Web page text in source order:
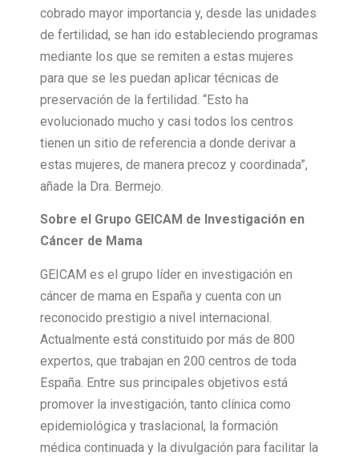
cobrado mayor importancia y, desde las unidades
de fertilidad, se han ido estableciendo programas
mediante los que se remiten a estas mujeres
para que se les puedan aplicar técnicas de
preservación de la fertilidad. “Esto ha
evolucionado mucho y casi todos los centros
tienen un sitio de referencia a donde derivar a
estas mujeres, de manera precoz y coordinada”,
añade la Dra. Bermejo.
Sobre el Grupo GEICAM de Investigación en
Cáncer de Mama
GEICAM es el grupo líder en investigación en
cáncer de mama en España y cuenta con un
reconocido prestigio a nivel internacional.
Actualmente está constituido por más de 800
expertos, que trabajan en 200 centros de toda
España. Entre sus principales objetivos está
promover la investigación, tanto clínica como
epidemiológica y traslacional, la formación
médica continuada y la divulgación para facilitar la